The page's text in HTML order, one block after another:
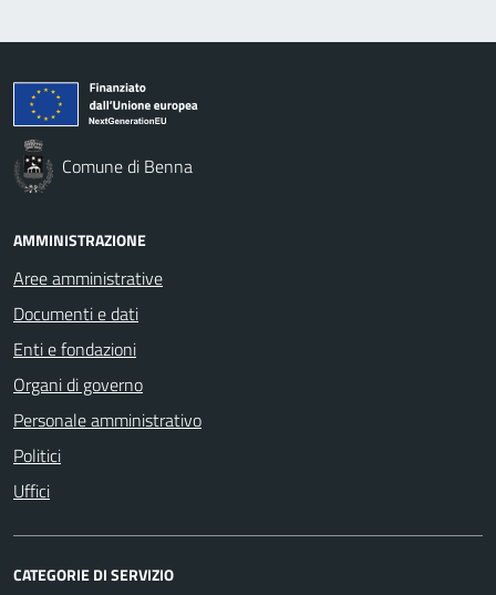
Comune di Benna
AMMINISTRAZIONE
Aree amministrative
Documenti e dati
Enti e fondazioni
Organi di governo
Personale amministrativo
Politici
Uffici
CATEGORIE DI SERVIZIO